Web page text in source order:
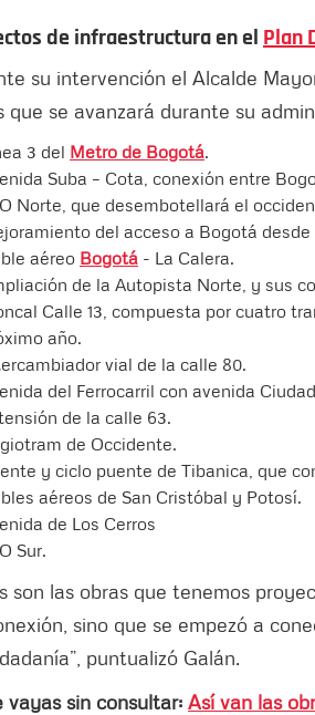
de infraestructura en el Plan
su intervención el Alcalde
que se avanzará durante su
3 del Metro de Bogotá.
Suba – Cota, conexión entre
Norte, que desembotellará el
del acceso a Bogotá
aéreo Bogotá - La Calera.
de la Autopista Norte, y sus
Calle 13, compuesta por cuatro
año.
vial de la calle 80.
del Ferrocarril con avenida
de la calle 63.
de Occidente.
y ciclo puente de Tibanica, que
aéreos de San Cristóbal y Potosí.
de Los Cerros
Sur.
son las obras que tenemos
sino que se empezó a
puntualizó Galán.
vayas sin consultar: Así van las